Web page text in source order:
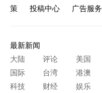
策
投稿中心 广告服务
最新新闻
大陆
评论
美国
国际
台湾
港澳
科技
财经
娱乐